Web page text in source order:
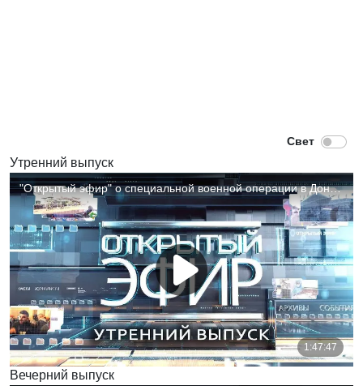
Утренний выпуск
Вечерний выпуск